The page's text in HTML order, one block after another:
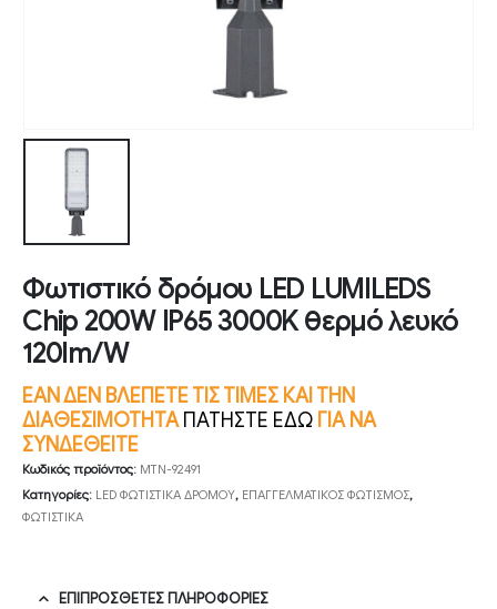
Φωτιστικό δρόμου LED LUMILEDS
Chip 200W IP65 3000K θερμό λευκό
120lm/W
ΕΑΝ ΔΕΝ ΒΛΕΠΕΤΕ ΤΙΣ ΤΙΜΕΣ ΚΑΙ ΤΗΝ
ΔΙΑΘΕΣΙΜΟΤΗΤΑ ΠΑΤΗΣΤΕ ΕΔΩ ΓΙΑ ΝΑ
ΣΥΝΔΕΘΕΙΤΕ
Κωδικός προϊόντος: MTN-92491
Κατηγορίες: LED ΦΩΤΙΣΤΙΚΑ ΔΡΟΜΟΥ, ΕΠΑΓΓΕΛΜΑΤΙΚΟΣ ΦΩΤΙΣΜΟΣ,
ΦΩΤΙΣΤΙΚΑ
ΕΠΙΠΡΌΣΘΕΤΕΣ ΠΛΗΡΟΦΟΡΊΕΣ